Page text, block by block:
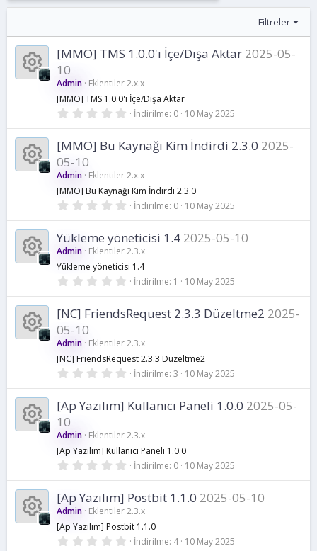
Filtreler
a
y
a
k
i
k
o
u
[MMO] TMS 1.0.0'ı İçe/Dışa Aktar 2025-05-
10
Admin Eklentiler 2.x.x
[MMO] TMS 1.0.0'ı İçe/Dışa Aktar
0
0
0
y
l
d
ı
z
İndirilme 0 10 May 2025
a
y
a
k
k
o
u
[MMO] Bu Kaynağı Kim İndirdi 2.3.0 2025-
05-10
Admin Eklentiler 2.x.x
[MMO] Bu Kaynağı Kim İndirdi 2.3.0
0
0
0
y
ı
l
d
z
İndirilme 0 10 May 2025
a
y
a
k
k
o
Yükleme yöneticisi 1.4 2025-05-10
Admin Eklentiler 2.3.x
Yükleme yöneticisi 1.4
0
0
0
y
l
d
ı
z
İndirilme 1 10 May 2025
a
y
a
k
i
[NC] FriendsRequest 2.3.3 Düzeltme2 2025-
05-10
Admin Eklentiler 2.3.x
[NC] FriendsRequest 2.3.3 Düzeltme2
0
0
0
y
l
d
ı
z
İndirilme 3 10 May 2025
a
y
[Ap Yazılım] Kullanıcı Paneli 1.0.0 2025-05-
10
Admin Eklentiler 2.3.x
[Ap Yazılım] Kullanıcı Paneli 1.0.0
0
0
0
y
ı
l
d
İndirilme 0 10 May 2025
[Ap Yazılım] Postbit 1.1.0 2025-05-10
Admin Eklentiler 2.3.x
[Ap Yazılım] Postbit 1.1.0
0 İndirilme 4 10 May 2025